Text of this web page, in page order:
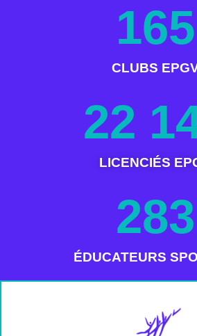
CLUBS
165
LICENCIÉS
22
ÉDUCATEURS
283